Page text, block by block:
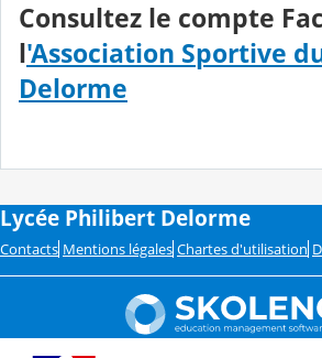
Consultez le compte
l'Association Sportive
Delorme
Lycée Philibert Delorme
Contacts Mentions légales Chartes d'utilisation